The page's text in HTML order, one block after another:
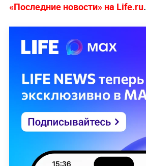
«Последние новости» на Life.ru.